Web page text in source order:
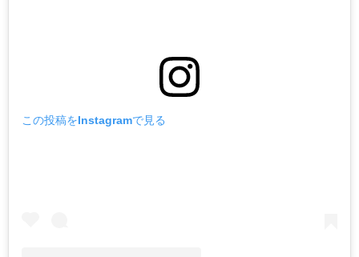
この投稿をInstagramで見る